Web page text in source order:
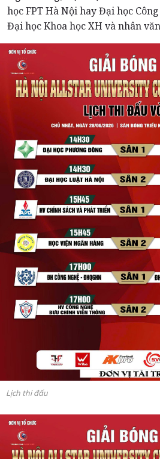
học FPT Hà Nội hay Đại học
Đại học Khoa học XH và nhân
Lịch thi đấu